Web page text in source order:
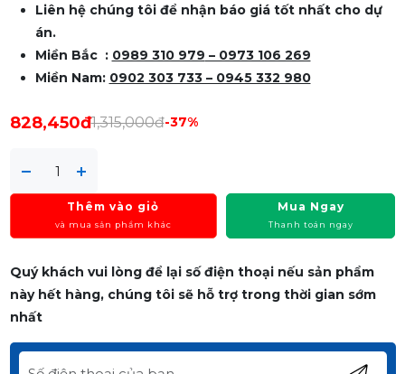
Liên hệ chúng tôi để nhận báo giá tốt nhất cho dự
án.
Miền Bắc : 0989 310 979 – 0973 106 269
Miền Nam: 0902 303 733 – 0945 332 980
828,450đ1,315,000đ-37%
Thêm vào giỏ
và mua sản phẩm khác
Mua Ngay
Thanh toán ngay
Quý khách vui lòng để lại số điện thoại nếu sản phẩm
này hết hàng, chúng tôi sẽ hỗ trợ trong thời gian sớm
nhất